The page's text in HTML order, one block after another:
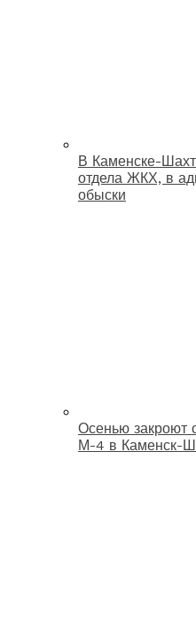
В Каменске-
отдела ЖКХ, в
обыски
Осенью закроют
М-4 в Каменск-